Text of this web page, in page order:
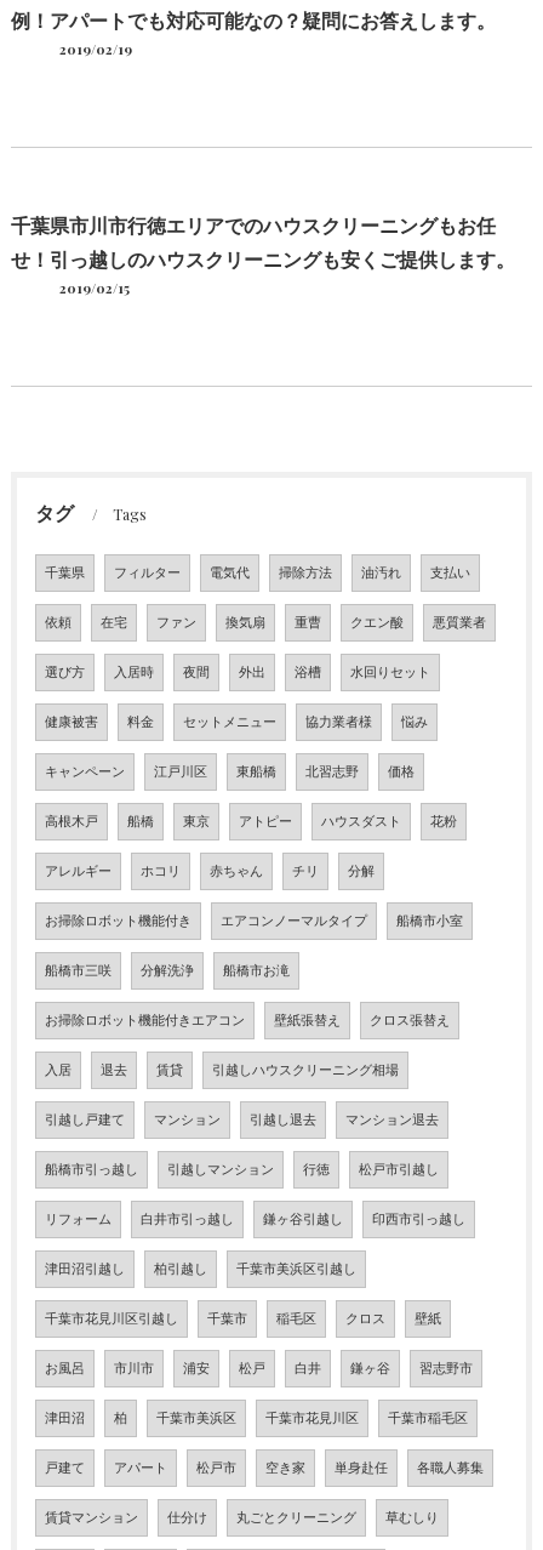
例！アパートでも対応可能なの？疑問にお答えします。
2019/02/19
千葉県市川市行徳エリアでのハウスクリーニングもお任
せ！引っ越しのハウスクリーニングも安くご提供します。
2019/02/15
タグ Tags
千葉県 フィルター 電気代 掃除方法 油汚れ 支払い
依頼 在宅 ファン 換気扇 重曹 クエン酸 悪質業者
選び方 入居時 夜間 外出 浴槽 水回りセット
健康被害 料金 セットメニュー 協力業者様 悩み
キャンペーン 江戸川区 東船橋 北習志野 価格
高根木戸 船橋 東京 アトピー ハウスダスト 花粉
アレルギー ホコリ 赤ちゃん チリ 分解
お掃除ロボット機能付き エアコンノーマルタイプ 船橋市小室
船橋市三咲 分解洗浄 船橋市お滝
お掃除ロボット機能付きエアコン 壁紙張替え クロス張替え
入居 退去 賃貸 引越しハウスクリーニング相場
引越し戸建て マンション 引越し退去 マンション退去
船橋市引っ越し 引越しマンション 行徳 松戸市引越し
リフォーム 白井市引っ越し 鎌ヶ谷引越し 印西市引っ越し
津田沼引越し 柏引越し 千葉市美浜区引越し
千葉市花見川区引越し 千葉市 稲毛区 クロス 壁紙
お風呂 市川市 浦安 松戸 白井 鎌ヶ谷 習志野市
津田沼 柏 千葉市美浜区 千葉市花見川区 千葉市稲毛区
戸建て アパート 松戸市 空き家 単身赴任 各職人募集
賃貸マンション 仕分け 丸ごとクリーニング 草むしり